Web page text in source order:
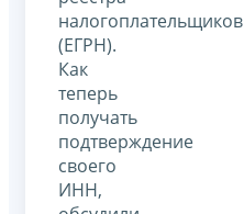
налогоплательщиков
(ЕГРН).
Как
теперь
получать
подтверждение
своего
ИНН,